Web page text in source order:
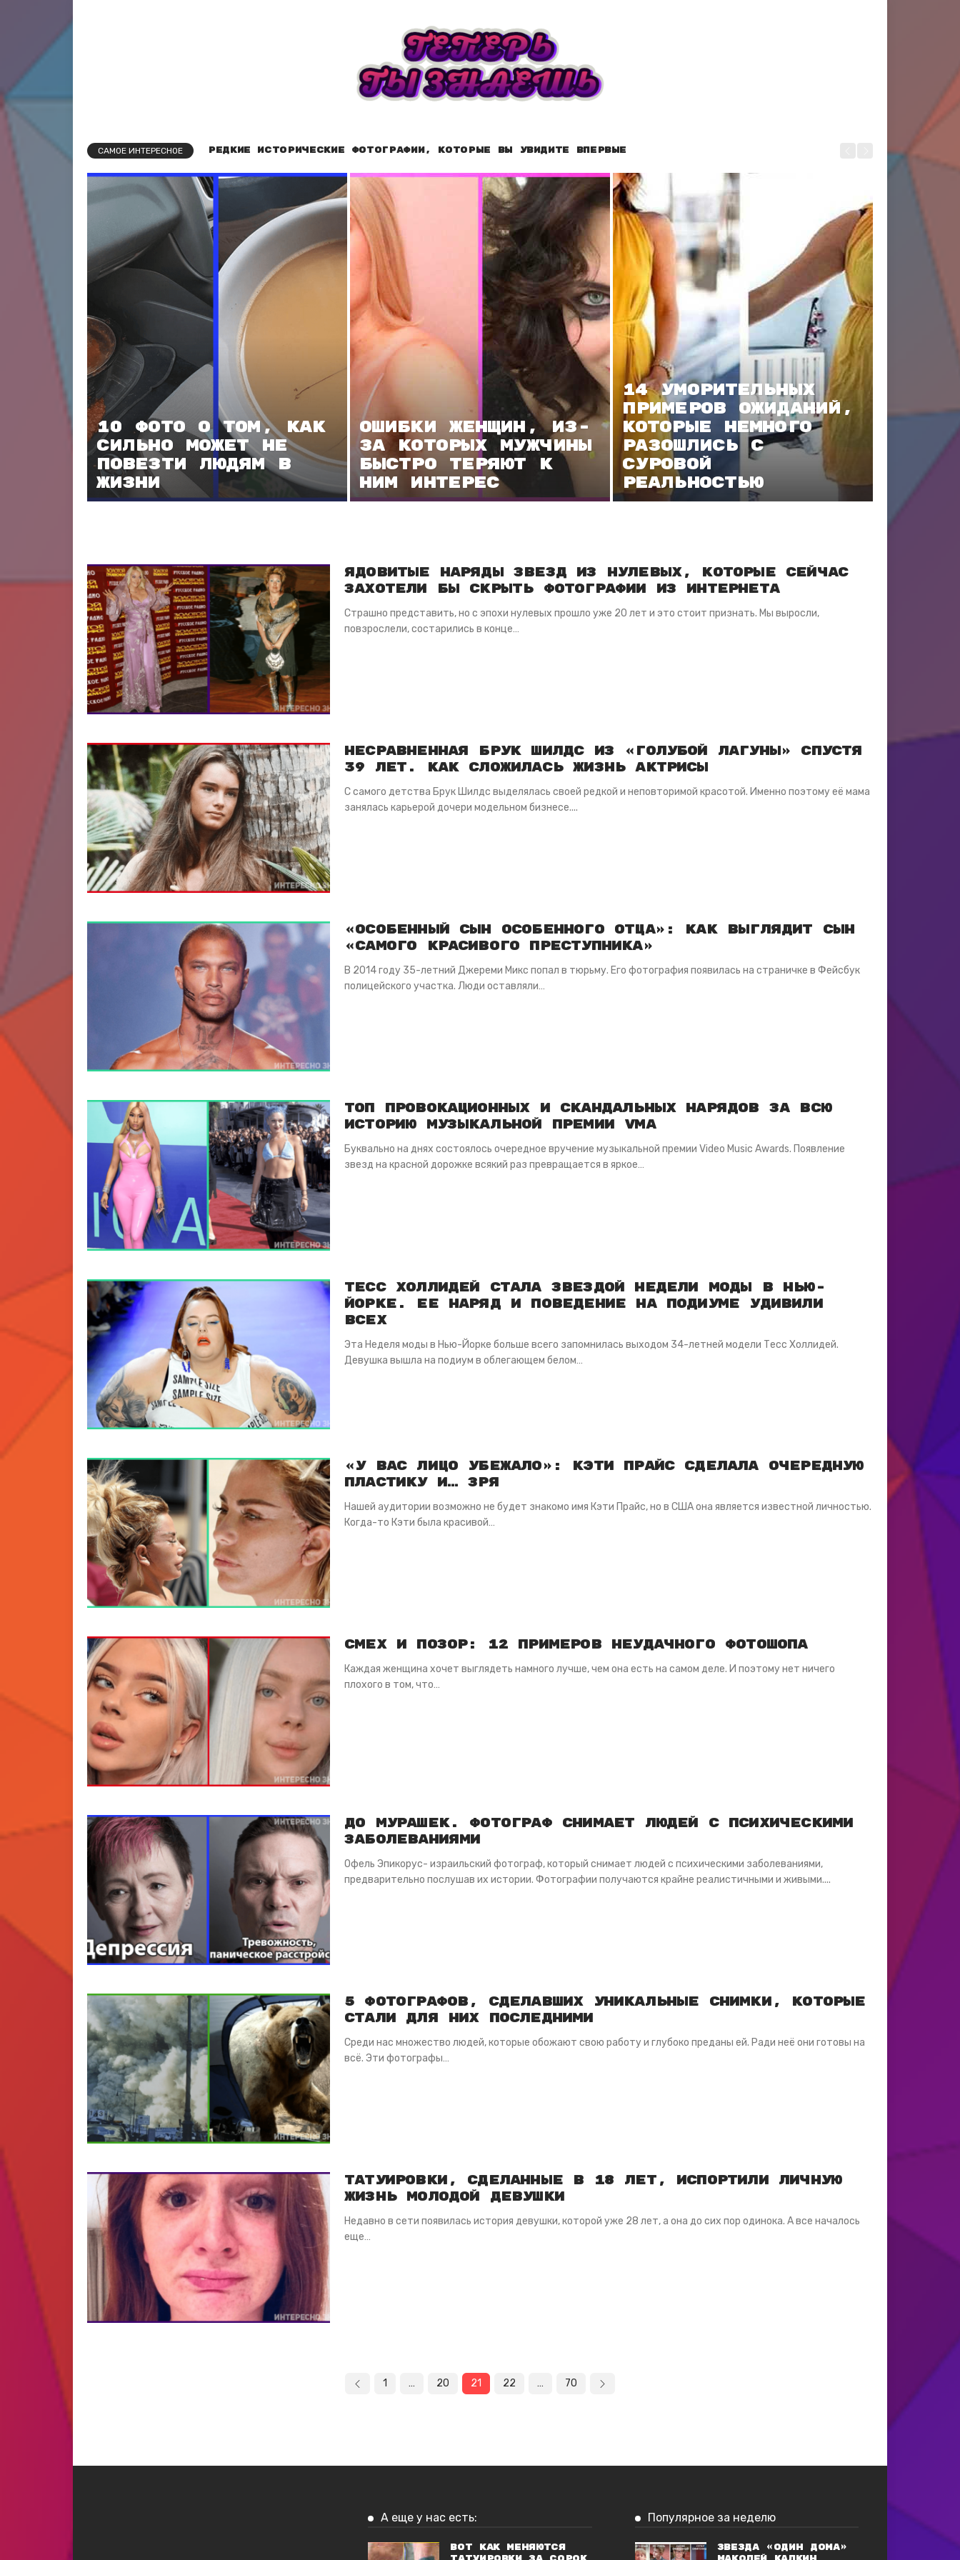
САМОЕ ИНТЕРЕСНОЕ Редкие исторические фотографии, которые вы увидите впервые
10 фото о том, как
сильно может не
повезти людям в
жизни
Ошибки женщин, из-
за которых мужчины
быстро теряют к
ним интерес
14 уморительных
примеров ожиданий,
которые немного
разошлись с
суровой
реальностью
Ядовитые наряды звезд из нулевых, которые сейчас
захотели бы скрыть фотографии из Интернета
Страшно представить, но с эпохи нулевых прошло уже 20 лет и это стоит признать. Мы выросли,
повзрослели, состарились в конце…
Несравненная Брук Шилдс из «Голубой лагуны» спустя
39 лет. Как сложилась жизнь актрисы
С самого детства Брук Шилдс выделялась своей редкой и неповторимой красотой. Именно поэтому её мама
занялась карьерой дочери модельном бизнесе....
«Особенный сын особенного отца»: как выглядит сын
«самого красивого преступника»
В 2014 году 35-летний Джереми Микс попал в тюрьму. Его фотография появилась на страничке в Фейсбук
полицейского участка. Люди оставляли…
Топ провокационных и скандальных нарядов за всю
историю музыкальной премии VMA
Буквально на днях состоялось очередное вручение музыкальной премии Video Music Awаrds. Появление
звезд на красной дорожке всякий раз превращается в яркое…
Тесс Холлидей стала звездой Недели моды в Нью-
Йорке. Ее наряд и поведение на подиуме удивили
всех
Эта Неделя моды в Нью-Йорке больше всего запомнилась выходом 34-летней модели Тесс Холлидей.
Девушка вышла на подиум в облегающем белом…
«У вас лицо убежало»: Кэти Прайс сделала очередную
пластику и… зря
Нашей аудитории возможно не будет знакомо имя Кэти Прайс, но в США она является известной личностью.
Когда-то Кэти была красивой…
Смех и позор: 12 примеров неудачного фотошопа
Каждая женщина хочет выглядеть намного лучше, чем она есть на самом деле. И поэтому нет ничего
плохого в том, что…
До мурашек. Фотограф снимает людей с психическими
заболеваниями
Офель Эпикорус- израильский фотограф, который снимает людей с психическими заболеваниями,
предварительно послушав их истории. Фотографии получаются крайне реалистичными и живыми....
5 фотографов, сделавших уникальные снимки, которые
стали для них последними
Среди нас множество людей, которые обожают свою работу и глубоко преданы ей. Ради неё они готовы на
всё. Эти фотографы…
Татуировки, сделанные в 18 лет, испортили личную
жизнь молодой девушки
Недавно в сети появилась история девушки, которой уже 28 лет, а она до сих пор одинока. А все началось
еще…
1 … 20 21 22 … 70
А еще у нас есть:
Вот как меняются
Популярное за неделю
Звезда «Один дома»